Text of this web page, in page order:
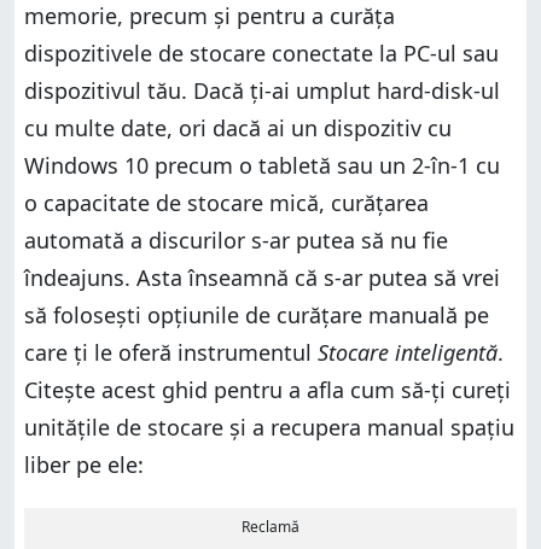
memorie, precum și pentru a curăța
dispozitivele de stocare conectate la PC-ul sau
dispozitivul tău. Dacă ți-ai umplut hard-disk-ul
cu multe date, ori dacă ai un dispozitiv cu
Windows 10 precum o tabletă sau un 2-în-1 cu
o capacitate de stocare mică, curățarea
automată a discurilor s-ar putea să nu fie
îndeajuns. Asta înseamnă că s-ar putea să vrei
să folosești opțiunile de curățare manuală pe
care ți le oferă instrumentul Stocare inteligentă.
Citește acest ghid pentru a afla cum să-ți cureți
unitățile de stocare și a recupera manual spațiu
liber pe ele:
Reclamă